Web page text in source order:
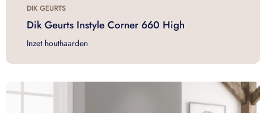
DIK GEURTS
Dik Geurts Instyle Corner 660 High
Inzet houthaarden